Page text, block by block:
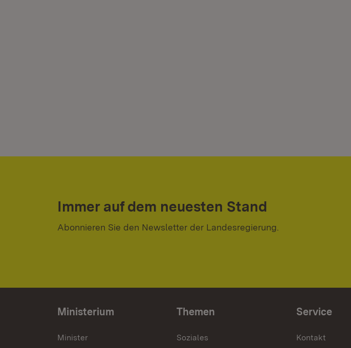
Immer auf dem neuesten Stand
Abonnieren Sie den Newsletter der Landesregierung.
Ministerium
Minister
Themen
Soziales
Service
Kontakt